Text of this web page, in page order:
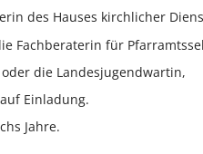
des Hauses kirchlicher
Fachberaterin für
die Landesjugendwartin,
Einladung.
Jahre.